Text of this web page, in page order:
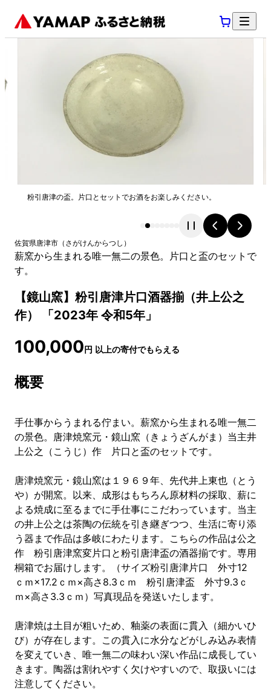
粉引唐津の盃。片口とセットでお酒をお楽しみください。
佐賀県唐津市 （ さがけんからつし ）
薪窯から生まれる唯一無二の景色。片口と盃のセットで
す。
【鏡山窯】粉引唐津片口酒器揃（井上公之
作） 「2023年 令和5年」
100,000円 以上の寄付でもらえる
概要
手仕事からうまれる佇まい。薪窯から生まれる唯一無二
の景色。唐津焼窯元・鏡山窯（きょうざんがま）当主井
上公之（こうじ）作 片口と盃のセットです。
唐津焼窯元・鏡山窯は１９６９年、先代井上東也（とう
や）が開窯。以来、成形はもちろん原材料の採取、薪に
よる焼成に至るまでに手仕事にこだわっています。当主
の井上公之は茶陶の伝統を引き継ぎつつ、生活に寄り添
う器まで作品は多岐にわたります。こちらの作品は公之
作 粉引唐津窯変片口と粉引唐津盃の酒器揃です。専用
桐箱でお届けします。（サイズ粉引唐津片口 外寸12
ｃｍ×17.2ｃｍ×高さ8.3ｃｍ 粉引唐津盃 外寸9.3ｃ
ｍ×高さ3.3ｃｍ）写真現品を発送いたします。
唐津焼は土目が粗いため、釉薬の表面に貫入（細かいひ
び）が存在します。この貫入に水分などがしみ込み表情
を変えていき、唯一無二の味わい深い作品に成長してい
きます。陶器は割れやすく欠けやすいので、取扱いには
注意してください。